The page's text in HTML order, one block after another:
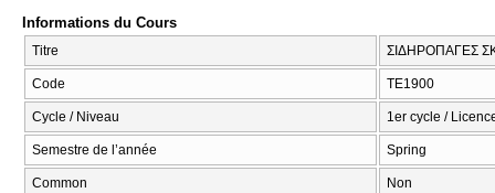
Informations du Cours
Titre ΣΙΔΗΡΟΠΑΓΕΣ
Code ΤΕ1900
Cycle / Niveau 1er cycle /
Semestre de l’année Spring
Common Non